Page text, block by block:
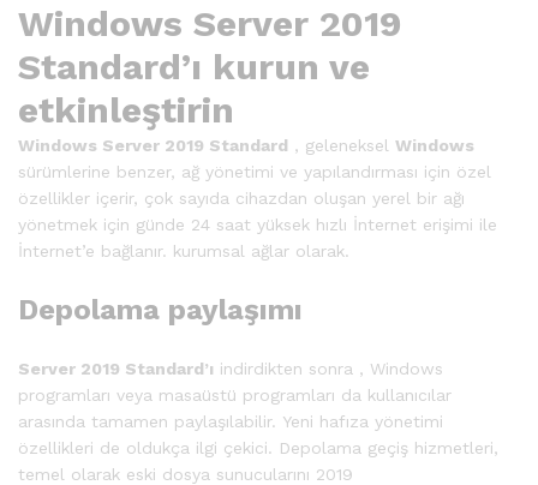
Windows Server 2019
Standard’ı kurun ve
etkinleştirin
Windows Server 2019 Standard , geleneksel Windows
sürümlerine benzer, ağ yönetimi ve yapılandırması için özel
özellikler içerir, çok sayıda cihazdan oluşan yerel bir ağı
yönetmek için günde 24 saat yüksek hızlı İnternet erişimi ile
İnternet’e bağlanır. kurumsal ağlar olarak.
Depolama paylaşımı
Server 2019 Standard’ı indirdikten sonra , Windows
programları veya masaüstü programları da kullanıcılar
arasında tamamen paylaşılabilir. Yeni hafıza yönetimi
özellikleri de oldukça ilgi çekici. Depolama geçiş hizmetleri,
temel olarak eski dosya sunucularını 2019